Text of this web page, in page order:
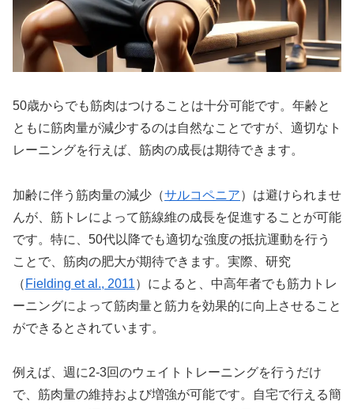
50歳からでも筋肉はつけることは十分可能です。年齢と
ともに筋肉量が減少するのは自然なことですが、適切なト
レーニングを行えば、筋肉の成長は期待できます。
加齢に伴う筋肉量の減少（サルコペニア）は避けられませ
んが、筋トレによって筋線維の成長を促進することが可能
です。特に、50代以降でも適切な強度の抵抗運動を行う
ことで、筋肉の肥大が期待できます。実際、研究
（ Fielding et al., 2011）によると、中高年者でも筋力トレ
ーニングによって筋肉量と筋力を効果的に向上させること
ができるとされています。
例えば、週に2-3回のウェイトトレーニングを行うだけ
で、筋肉量の維持および増強が可能です。自宅で行える簡